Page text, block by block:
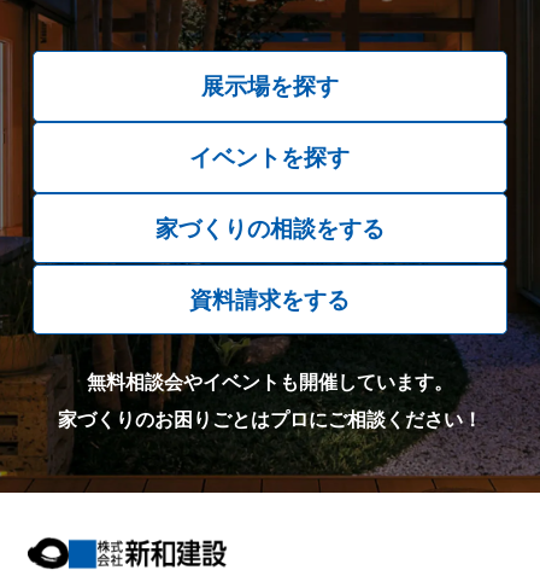
展示場を探す
イベントを探す
家づくりの相談をする
資料請求をする
無料相談会やイベントも開催しています。
家づくりのお困りごとはプロにご相談ください！